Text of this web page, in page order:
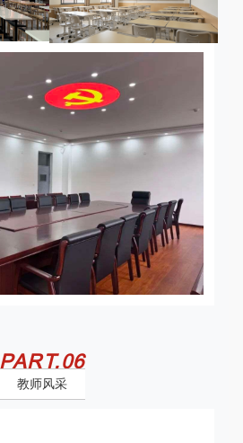
PART.06
教师风采